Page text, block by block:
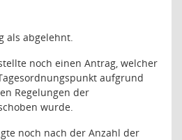
als abgelehnt.
noch einen Antrag, welcher
aufgrund
Regelungen der
wurde.
noch nach der Anzahl der